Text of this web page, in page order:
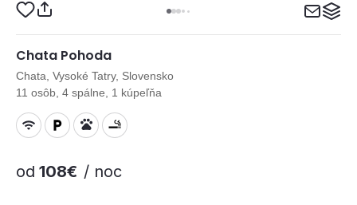
Chata Pohoda
Chata, Vysoké Tatry, Slovensko
11 osôb, 4 spálne, 1 kúpeľňa
od 108€ / noc